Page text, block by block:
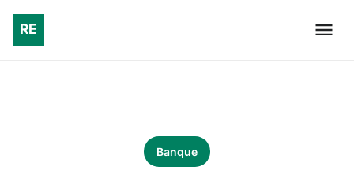
Banque